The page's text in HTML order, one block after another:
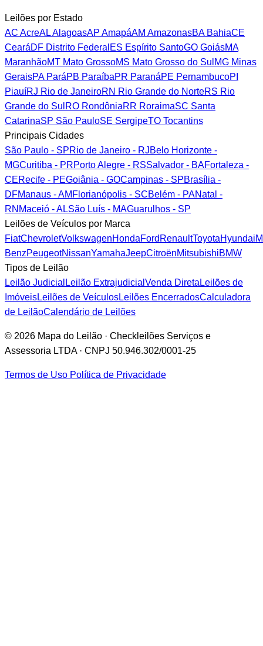
Leilões por Estado
AC AcreALAlagoasAP AmapáAM AmazonasBABahiaCE
CearáDF Distrito Federal ES Espírito SantoGO GoiásMA
MaranhãoMT Mato GrossoMS Mato Grosso do Sul MG Minas
GeraisPAParáPB ParaíbaPR ParanáPE PernambucoPI
PiauíRJ Rio de JaneiroRN Rio Grande do NorteRS Rio
Grande do Sul RO RondôniaRR RoraimaSC Santa
CatarinaSP São PauloSE SergipeTO Tocantins
Principais Cidades
São Paulo - SPRio de Janeiro - RJBelo Horizonte -
MGCuritiba - PRPorto Alegre - RSSalvador - BAFortaleza -
CERecife - PEGoiânia - GOCampinas - SPBrasília -
DFManaus - AM Florianópolis - SCBelém - PANatal -
RN Maceió - ALSão Luís - MAGuarulhos - SP
Leilões de Veículos por Marca
FiatChevroletVolkswagenHondaFord RenaultToyotaHyundai
BenzPeugeotNissanYamahaJeepCitroënMitsubishiBMW
Tipos de Leilão
Leilão Judicial Leilão Extrajudicial Venda Direta Leilões de
ImóveisLeilões de VeículosLeilões EncerradosCalculadora
de LeilãoCalendário de Leilões
© 2026 Mapa do Leilão · Checkleilões Serviços e
Assessoria LTDA · CNPJ 50.946.302/0001-25
Termos de Uso Política de Privacidade